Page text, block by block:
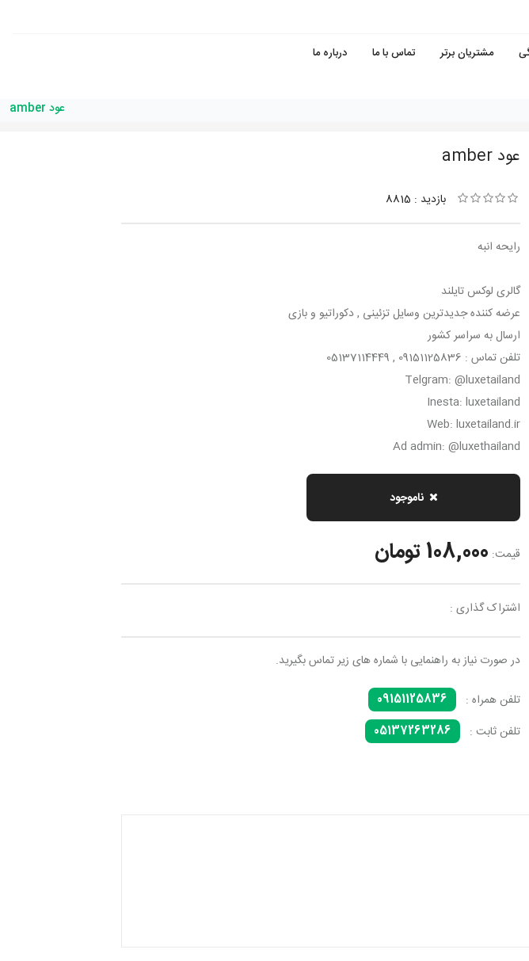
مشتریان برتر تماس با ما درباره ما
عود amber
عود amber
بازدید : 8815
رایحه انبه
گالری لوکس تایلند
عرضه کننده جدیدترین وسایل تزئینی , دکوراتیو و بازی
ارسال به سراسر کشور
تلفن تماس : 09151125836 , 05137114449
Telgram: @luxetailand
Inesta: luxetailand
Web: luxetailand.ir
Ad admin: @luxethailand
ناموجود
قیمت: 108,000 تومان
اشتراک گذاری :
در صورت نیاز به راهنمایی با شماره های زیر تماس بگیرید.
تلفن همراه :
09151125836
تلفن ثابت :
05137263286